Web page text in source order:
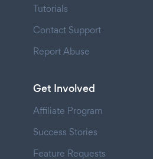
Tutorials
Contact Support
Report Abuse
Get Involved
Affiliate Program
Success Stories
Feature Requests